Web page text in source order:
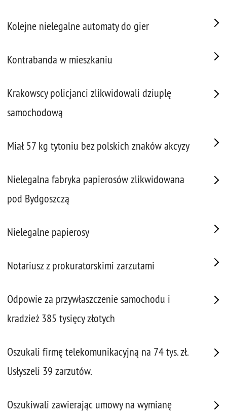
Kolejne nielegalne automaty do gier
Kontrabanda w mieszkaniu
Krakowscy policjanci zlikwidowali dziuplę
samochodową
Miał 57 kg tytoniu bez polskich znaków akcyzy
Nielegalna fabryka papierosów zlikwidowana
pod Bydgoszczą
Nielegalne papierosy
Notariusz z prokuratorskimi zarzutami
Odpowie za przywłaszczenie samochodu i
kradzież 385 tysięcy złotych
Oszukali firmę telekomunikacyjną na 74 tys. zł.
Usłyszeli 39 zarzutów.
Oszukiwali zawierając umowy na wymianę